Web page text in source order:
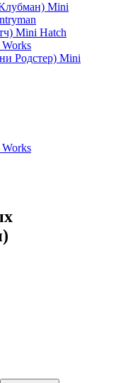
Mini
Mini Hatch
Mini